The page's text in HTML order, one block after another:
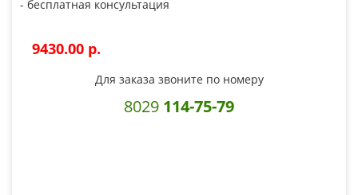
- бесплатная консультация
9430.00 p.
Для заказа звоните по номеру
8029 114-75-79